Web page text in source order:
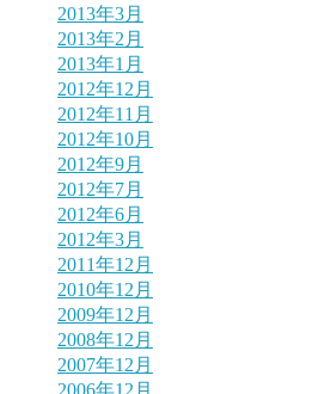
2013年3月
2013年2月
2013年1月
2012年12月
2012年11月
2012年10月
2012年9月
2012年7月
2012年6月
2012年3月
2011年12月
2010年12月
2009年12月
2008年12月
2007年12月
2006年12月